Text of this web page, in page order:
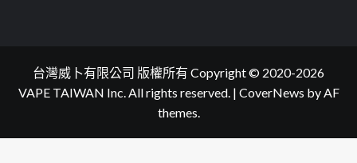
台灣威卜有限公司 版權所有 Copyright © 2020-2026
VAPE TAIWAN Inc. All rights reserved. | CoverNews by AF
themes.